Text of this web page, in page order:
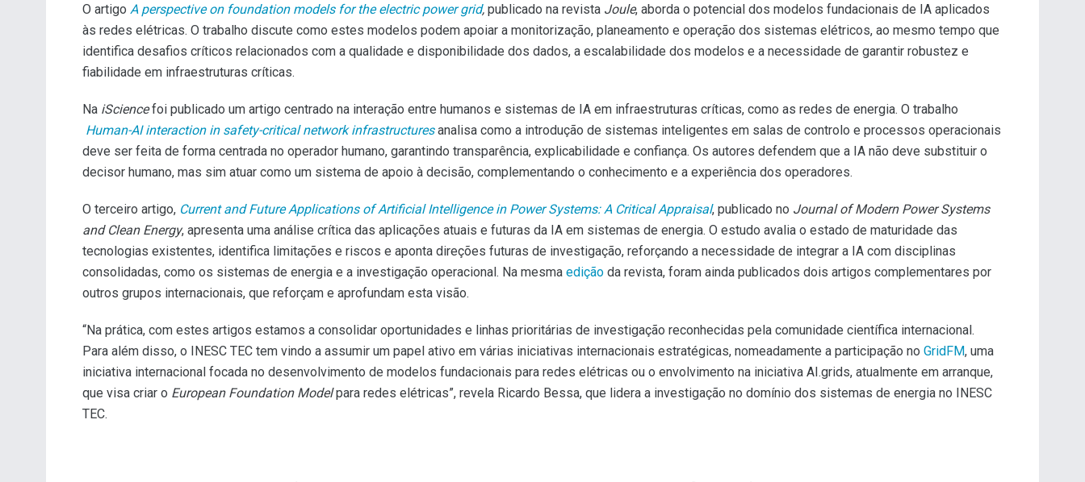
O artigo A perspective on foundation models for the electric power grid, publicado na revista Joule, aborda o potencial dos modelos fundacionais de IA aplicados
às redes elétricas. O trabalho discute como estes modelos podem apoiar a monitorização, planeamento e operação dos sistemas elétricos, ao mesmo tempo que
identifica desafios críticos relacionados com a qualidade e disponibilidade dos dados, a escalabilidade dos modelos e a necessidade de garantir robustez e
fiabilidade em infraestruturas críticas.
Na iSciencefoi publicado um artigo centrado na interação entre humanos e sistemas de IA em infraestruturas críticas, como as redes de energia. O trabalho
Human-AI interaction in safety-critical network infrastructuresanalisa como a introdução de sistemas inteligentes em salas de controlo e processos operacionais
deve ser feita de forma centrada no operador humano, garantindo transparência, explicabilidade e confiança. Os autores defendem que a IA não deve substituir o
decisor humano, mas sim atuar como um sistema de apoio à decisão, complementando o conhecimento e a experiência dos operadores.
O terceiro artigo, Current and Future Applications of Artificial Intelligence in Power Systems: A Critical Appraisal, publicado no Journal of Modern Power Systems
and Clean Energy, apresenta uma análise crítica das aplicações atuais e futuras da IA em sistemas de energia. O estudo avalia o estado de maturidade das
tecnologias existentes, identifica limitações e riscos e aponta direções futuras de investigação, reforçando a necessidade de integrar a IA com disciplinas
consolidadas, como os sistemas de energia e a investigação operacional. Na mesma edição da revista, foram ainda publicados dois artigos complementares por
outros grupos internacionais, que reforçam e aprofundam esta visão.
“Na prática, com estes artigos estamos a consolidar oportunidades e linhas prioritárias de investigação reconhecidas pela comunidade científica internacional.
Para além disso, o INESC TEC tem vindo a assumir um papel ativo em várias iniciativas internacionais estratégicas, nomeadamente a participação no GridFM, uma
iniciativa internacional focada no desenvolvimento de modelos fundacionais para redes elétricas ou o envolvimento na iniciativa AI.grids, atualmente em arranque,
que visa criar o European Foundation Modelpara redes elétricas”, revela Ricardo Bessa, que lidera a investigação no domínio dos sistemas de energia no INESC
TEC.